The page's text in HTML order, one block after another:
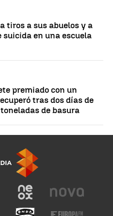
tiros a sus abuelos y a
suicida en una escuela
premiado con un
tras dos días de
de basura